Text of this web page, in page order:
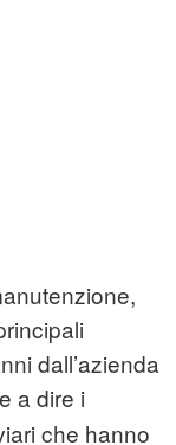
dall’azienda
a dire i
che hanno